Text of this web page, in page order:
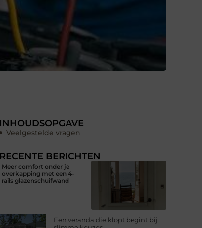
INHOUDSOPGAVE
Veelgestelde vragen
RECENTE BERICHTEN
Meer comfort onder je
overkapping met een 4-
rails glazenschuifwand
Een veranda die klopt begint bij